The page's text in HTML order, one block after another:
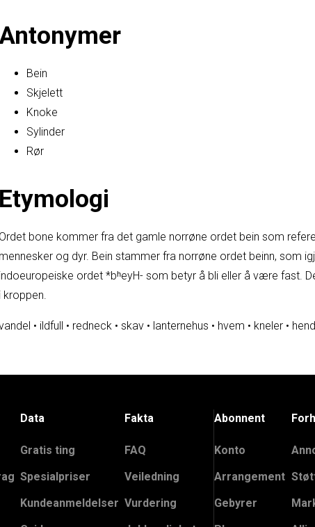
Bein
Skjelett
Knoke
Sylinder
Rør
Etymologi
Ordet bone kommer fra det gamle norrøne ordet bein som
mennesker og dyr. Bein stammer fra norrøne ordet beinn, som
indoeuropeiske ordet *bʰeyH- som betyr å bli eller å være fast.
i kroppen.
• ildfull • redneck • skav • lanternehus • hvem • kneler •
Data
Gratis ting
Spesialpriser
Kundeanmeldelser
Fakta
FAQ
Veiledning
Vurdering
Abonnent
Konto
Arrangement
Gebyrer